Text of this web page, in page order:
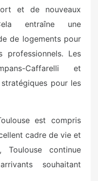
et de nouveaux
entraîne une
de logements pour
Les
Caffarelli et
pour les
est compris
cadre de vie et
Toulouse continue
souhaitant